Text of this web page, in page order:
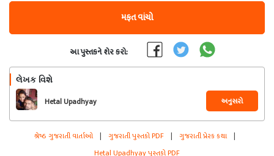
મફત વાંચો
આ પુસ્તકને શેર કરો:
લેખક વિશે
Hetal Upadhyay અનુસરો
શ્રેષ્ઠ ગુજરાતી વાર્તાઓ | ગુજરાતી પુસ્તકો PDF | ગુજરાતી પ્રેરક કથા |
Hetal Upadhyay પુસ્તકો PDF